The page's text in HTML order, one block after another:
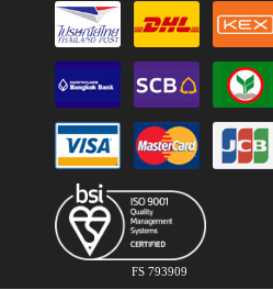
FS 793909